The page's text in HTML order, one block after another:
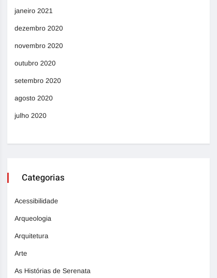
janeiro 2021
dezembro 2020
novembro 2020
outubro 2020
setembro 2020
agosto 2020
julho 2020
Categorias
Acessibilidade
Arqueologia
Arquitetura
Arte
As Histórias de Serenata